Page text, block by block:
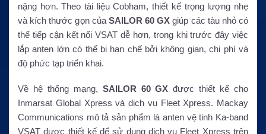
nặng hơn. Theo tài liệu Cobham, thiết kế trọng lượng nhẹ
và kích thước gọn của SAILOR 60 GX giúp các tàu nhỏ có
thể tiếp cận kết nối VSAT dễ hơn, trong khi trước đây việc
lắp anten lớn có thể bị hạn chế bởi không gian, chi phí và
độ phức tạp triển khai.
Về hệ thống mạng, SAILOR 60 GX được thiết kế cho
Inmarsat Global Xpress và dịch vụ Fleet Xpress. Mackay
Communications mô tả sản phẩm là anten vệ tinh Ka-band
VSAT được thiết kế để sử dụng dịch vụ Fleet Xpress trên